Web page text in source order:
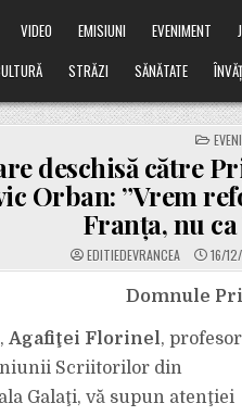
VIDEO EMISIUNI EVENIMENT
STRĂZI SĂNĂTATE
IN
deschisă către
Orban: ”Vrem
Franţa, nu
EDITIEDEVRANCEA 16/
Domnule
Agafiţei Florinel,
Scriitorilor din
Galaţi, vă supun atenţiei